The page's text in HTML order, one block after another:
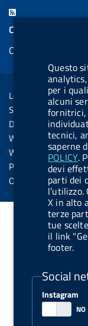
cookie
Questo
per i
alcuni
fornitrici,
tecnici,
saperne
POLICY.
devi
parti dei
X in alto
terze
tue
il link
footer.
Social
Instagram
e
k
e
b
u
t
t
o
n
.
s
p
o
t
i
y
e
y
COOKIES
Cookie management
Sezione
Legal notice
Social Media Policy
Dichiarazione di
Web accessibility
Website statistics
Privacy
Online services